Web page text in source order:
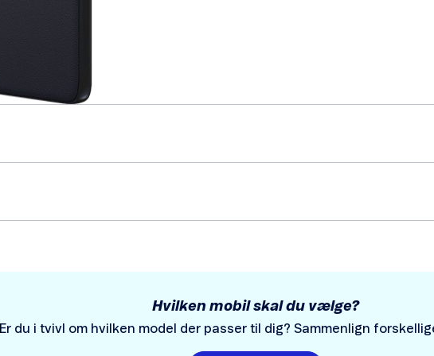
Hvilken mobil skal du vælge?
Er du i tvivl om hvilken model der passer til dig? Sammenlign